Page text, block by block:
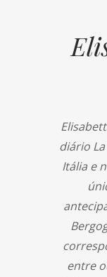
diário
Itália e
entre